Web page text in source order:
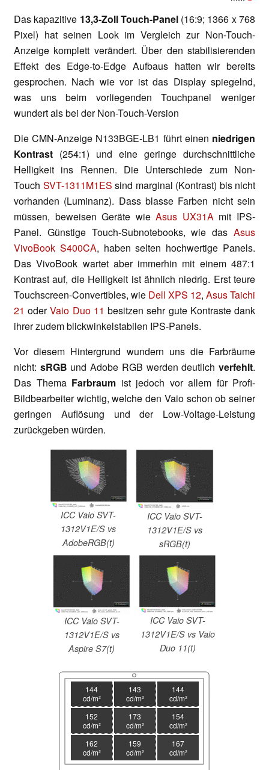
Das kapazitive 13,3-ZollTouch-Panel(16:9; 1366 x 768
Pixel) hat seinen Look im Vergleich zur Non-Touch-
Anzeige komplett verändert. Über den stabilisierenden
Effekt des Edge-to-Edge Aufbaus hatten wir bereits
gesprochen. Nach wie vor ist das Display spiegelnd,
was uns beim vorliegenden Touchpanel weniger
wundert als bei der Non-Touch-Version
Die CMN-Anzeige N133BGE-LB1 führt einen niedrigen
Kontrast (254:1) und eine geringe durchschnittliche
Helligkeit ins Rennen. Die Unterschiede zum Non-
Touch SVT-1311M1ES sind marginal (Kontrast) bis nicht
vorhanden (Luminanz). Dass blasse Farben nicht sein
müssen, beweisen Geräte wieAsus UX31Amit IPS-
Panel. Günstige Touch-Subnotebooks, wie das Asus
VivoBook S400CA, haben selten hochwertige Panels.
Das VivoBook wartet aber immerhin mit einem 487:1
Kontrast auf, die Helligkeit ist ähnlich niedrig. Erst teure
Touchscreen-Convertibles, wie Dell XPS 12, Asus Taichi
21 oderVaio Duo 11 besitzen sehr gute Kontraste dank
ihrer zudem blickwinkelstabilen IPS-Panels.
Vor diesem Hintergrund wundern uns die Farbräume
nicht: sRGB und Adobe RGB werden deutlichverfehlt.
Das Thema Farbraum ist jedoch vor allem für Profi-
Bildbearbeiter wichtig, welche den Vaio schon ob seiner
geringen Auflösung und der Low-Voltage-Leistung
zurückgeben würden.
ICC Vaio SVT-
1312V1E/S vs
AdobeRGB(t)
ICC Vaio SVT-
1312V1E/S vs
sRGB(t)
ICC Vaio SVT-
1312V1E/S vs
Aspire S7(t)
ICC Vaio SVT-
1312V1E/S vs Vaio
Duo 11(t)
144
cd/m²
143
cd/m²
144
cd/m²
152
cd/m²
173
cd/m²
154
cd/m²
162
cd/m²
159
cd/m²
167
cd/m²